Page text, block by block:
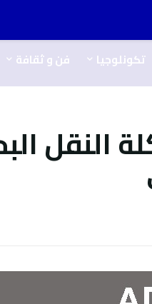
تكونلوجيا فن و ثقافة
النقل